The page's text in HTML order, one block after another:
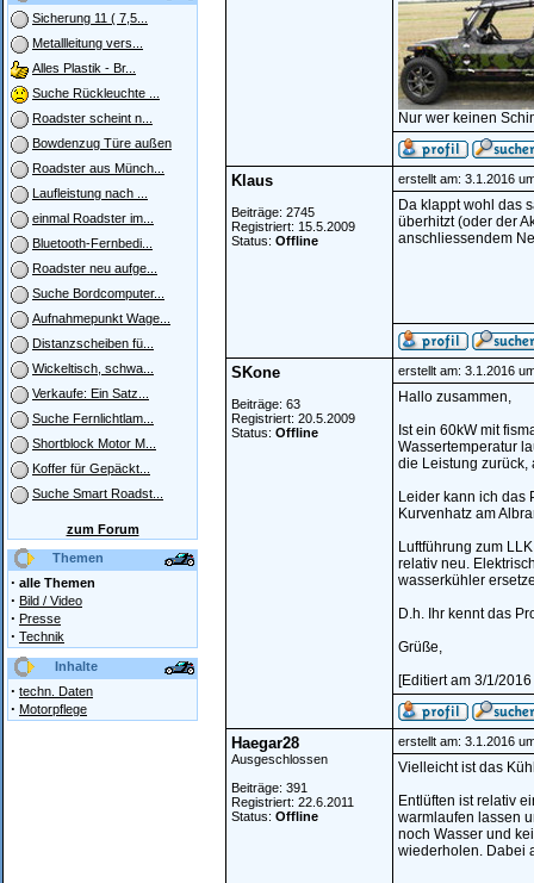
Sicherung 11 ( 7,5...
Metallleitung vers...
Alles Plastik - Br...
Suche Rückleuchte ...
Roadster scheint n...
Bowdenzug Türe außen
Roadster aus Münch...
Laufleistung nach ...
einmal Roadster im...
Bluetooth-Fernbedi...
Roadster neu aufge...
Suche Bordcomputer...
Aufnahmepunkt Wage...
Distanzscheiben fü...
Wickeltisch, schwa...
Verkaufe: Ein Satz...
Suche Fernlichtlam...
Shortblock Motor M...
Koffer für Gepäckt...
Suche Smart Roadst...
zum Forum
Themen
· alle Themen
· Bild / Video
· Presse
· Technik
Inhalte
· techn. Daten
· Motorpflege
Nur wer keinen
Klaus
Beiträge: 2745
Registriert: 15.5.2009
Status: Offline
erstellt am: 3.1.2016
Da klappt wohl das
überhitzt (oder der
anschliessendem
SKone
Beiträge: 63
Registriert: 20.5.2009
Status: Offline
erstellt am: 3.1.2016
Hallo zusammen,
Ist ein 60kW mit
Wassertemperatur
die Leistung zurück,
Leider kann ich das
Kurvenhatz am
Luftführung zum
relativ neu.
wasserkühler
D.h. Ihr kennt das
Grüße,
[Editiert am 3/1/
Haegar28
Ausgeschlossen
Beiträge: 391
Registriert: 22.6.2011
Status: Offline
erstellt am: 3.1.2016
Vielleicht ist das
Entlüften ist relativ
warmlaufen lassen
noch Wasser und
wiederholen. Dabei